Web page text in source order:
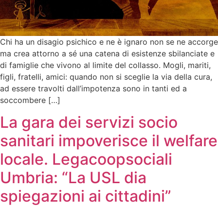
Chi ha un disagio psichico e ne è ignaro non se ne accorge
ma crea attorno a sé una catena di esistenze sbilanciate e
di famiglie che vivono al limite del collasso. Mogli, mariti,
figli, fratelli, amici: quando non si sceglie la via della cura,
ad essere travolti dall’impotenza sono in tanti ed a
soccombere […]
La gara dei servizi socio
sanitari impoverisce il welfare
locale. Legacoopsociali
Umbria: “La USL dia
spiegazioni ai cittadini”